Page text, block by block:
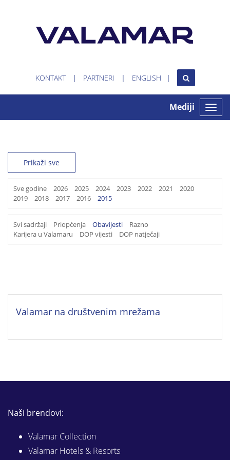
KONTAKT PARTNERI ENGLISH
Toggle
Mediji
Prikaži sve
Sve godine 2026 2025 2024 2023 2022 2021
2020
2019
2018 2017 2016 2015
Svi sadržaji Priopćenja Obavijesti
Razno
Karijera u Valamaru
DOP vijesti DOP natječaji
Valamar na društvenim mrežama
Naši brendovi:
Valamar Collection
Valamar Hotels & Resorts